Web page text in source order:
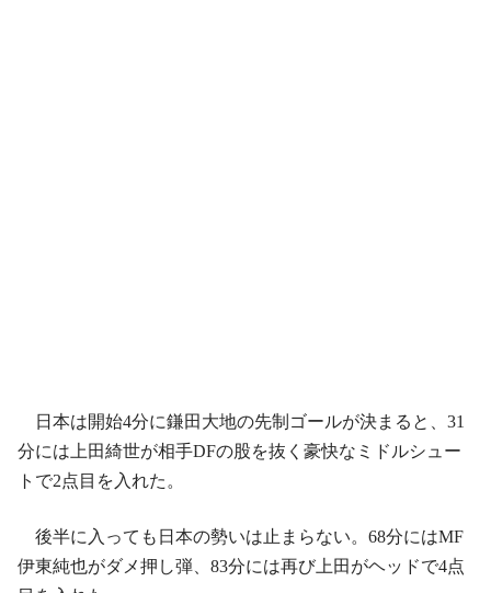
日本は開始4分に鎌田大地の先制ゴールが決まると、31
分には上田綺世が相手DFの股を抜く豪快なミドルシュー
トで2点目を入れた。
後半に入っても日本の勢いは止まらない。68分にはMF
伊東純也がダメ押し弾、83分には再び上田がヘッドで4点